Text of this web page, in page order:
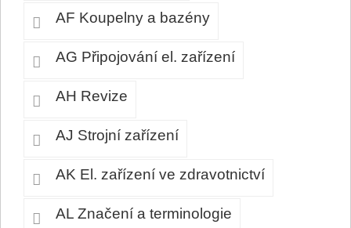
AF Koupelny a bazény
AG Připojování el. zařízení
AH Revize
AJ Strojní zařízení
AK El. zařízení ve zdravotnictví
AL Značení a terminologie